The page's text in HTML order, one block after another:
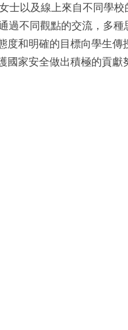
士以及線上來自不同學
過不同觀點的交流，多
和明確的目標向學生
家安全做出積極的貢獻